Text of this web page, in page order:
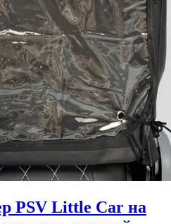
PSV Little Car на